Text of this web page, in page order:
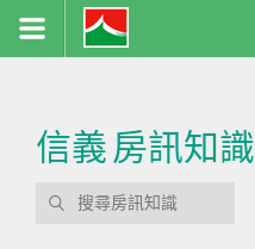
信義房訊知識